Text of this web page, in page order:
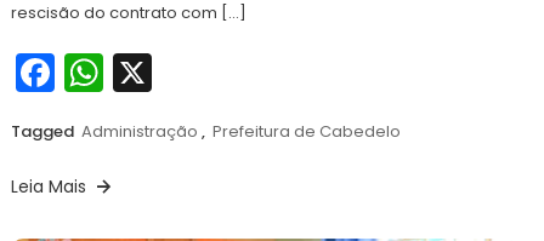
rescisão do contrato com […]
Facebook
WhatsApp
X
Tagged Administração , Prefeitura de Cabedelo
Leia Mais